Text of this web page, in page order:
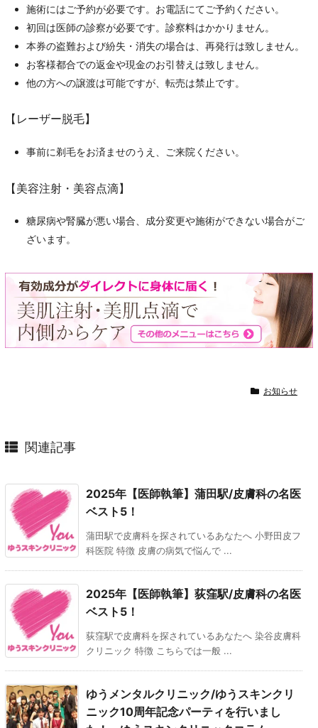
施術にはご予約が必要です。お電話にてご予約ください。
初回は医師の診察が必要です。診察料はかかりません。
本券の盗難および紛失・消失の場合は、再発行は致しません。
お客様都合での返金や現金のお引替えは致しません。
他の方への譲渡は可能ですが、転売は禁止です。
【レーザー脱毛】
事前に剃毛をお済ませのうえ、ご来院ください。
【美容注射・美容点滴】
糖尿病や腎臓が悪い場合、成分変更や施術ができない場合がご
ざいます。
お知らせ
関連記事
2025年【医師執筆】蒲田駅/皮膚科の名医
ベスト5！
蒲田駅で皮膚科を探されているあなたへ 小野田皮フ
科医院 特徴 皮膚の病気で悩んで ...
2025年【医師執筆】荻窪駅/皮膚科の名医
ベスト5！
荻窪駅で皮膚科を探されているあなたへ 染谷皮膚科
クリニック 特徴 こちらでは一般 ...
ゆうメンタルクリニック/ゆうスキンクリ
ニック10周年記念パーティを行いまし